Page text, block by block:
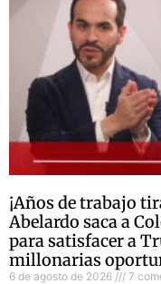
¡Años de trabajo
Abelardo saca a
para satisfacer a
millonarias
6 de agosto de 2026 7